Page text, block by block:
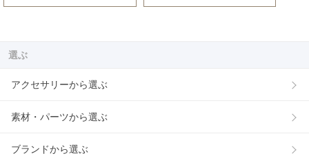
選ぶ
アクセサリーから選ぶ
素材・パーツから選ぶ
ブランドから選ぶ